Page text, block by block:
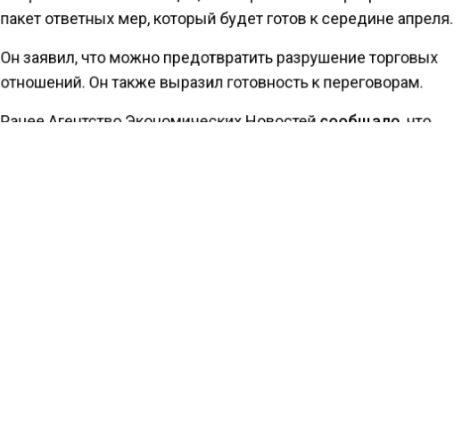
пакет ответных мер, который будет готов к середине апреля.
Он заявил, что можно предотвратить разрушение торговых
отношений. Он также выразил готовность к переговорам.
Ранее Агентство Экономических Новостей сообщало , что